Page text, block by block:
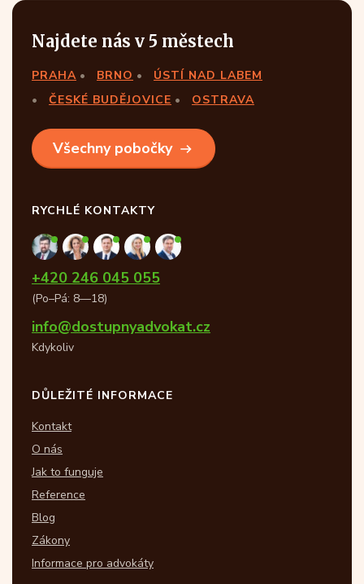
Najdete nás v 5 městech
PRAHA BRNO
ÚSTÍ NAD LABEM
ČESKÉ BUDĚJOVICE
OSTRAVA
Všechny pobočky
RYCHLÉ KONTAKTY
+420 246 045 055
(Po–Pá: 8—18)
info@dostupnyadvokat.cz
Kdykoliv
DŮLEŽITÉ INFORMACE
Kontakt
O nás
Jak to funguje
Reference
Blog
Zákony
Informace pro advokáty